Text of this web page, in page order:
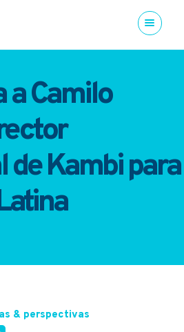
a Camilo
de Kambi para
& perspectivas